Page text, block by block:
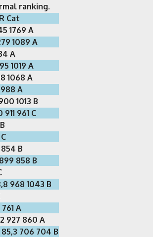
ranking.
Cat
1769 A
1089 A
A
1019 A
1068 A
A
1013 B
961 C
B
858 B
968 1043 B
A
927 860 A
706 704 B